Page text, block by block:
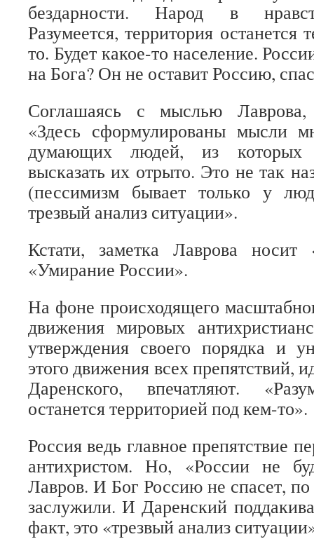
бездарности. Народ в
Разумеется, территория останется
то. Будет какое-то население.
на Бога? Он не оставит Россию,
Соглашаясь с мыслью
«Здесь сформулированы мысли
думающих людей, из которых
высказать их отрыто. Это не так
(пессимизм бывает только у
трезвый анализ ситуации».
Кстати, заметка Лаврова носит
«Умирание России».
На фоне происходящего
движения мировых
утверждения своего порядка и
этого движения всех препятствий,
Даренского, впечатляют.
останется территорией под кем-то».
Россия ведь главное препятствие
антихристом. Но, «России не
Лавров. И Бог Россию не спасет,
заслужили. И Даренский
факт, это «трезвый анализ